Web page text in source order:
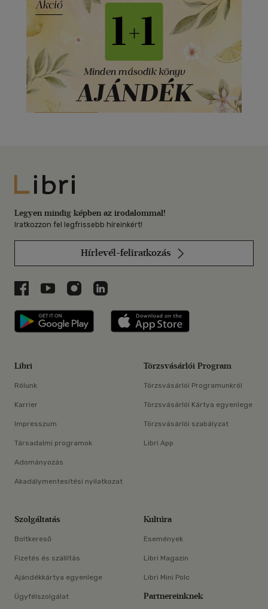
Libri
Legyen mindig képben az irodalommal!
Iratkozzon fel legfrissebb híreinkért!
Hírlevél-feliratkozás
Libri a Facebookon
Libri a Youtube-on
Libri az Instagramon
Libri a LinkedInen
Libri applikáció Szerezd meg: Google
Libri
Rólunk
Karrier
Impresszum
Társadalmi programok
Adományozás
Akadálymentesítési nyilatkozat
Törzsvásárlói Program
Törzsvásárlói Programunkról
Törzsvásárlói Kártya egyenlege
Törzsvásárlói szabályzat
Libri App
Szolgáltatás
Boltkereső
Fizetés és szállítás
Ajándékkártya egyenlege
Ügyfélszolgálat
Kultúra
Események
Libri Magazin
Libri Mini Polc
Partnereinknek